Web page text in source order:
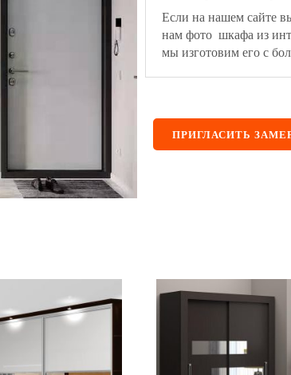
Если на нашем сайте
нам фото шкафа из
мы изготовим его с
ПРИГЛАСИТЬ